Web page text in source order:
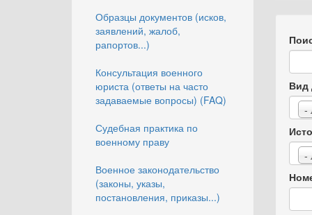
Образцы документов (исков,
заявлений, жалоб,
рапортов...)
Консультация военного
юриста (ответы на часто
задаваемые вопросы) (FAQ)
Судебная практика по
военному праву
Военное законодательство
(законы, указы,
постановления, приказы...)
Вид
-
-